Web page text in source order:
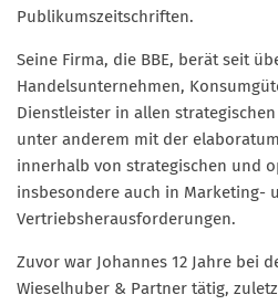
MCM Club TV
MITGLIEDSCHAFT
Mitglied werden
AKTUELLES
KONTAKT
Publikumszeitschriften.
Seine Firma, die BBE, berät seit
Handelsunternehmen,
Dienstleister in allen
unter anderem mit der
innerhalb von strategischen und
insbesondere auch in Marketing-
Vertriebsherausforderungen.
Zuvor war Johannes 12 Jahre bei
Wieselhuber & Partner tätig,